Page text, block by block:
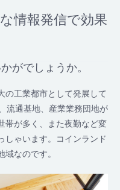
情報発信で効果
がでしょうか。
の工業都市として発展して
流通基地、産業業務団地が
帯が多く、また夜勤など変
しゃいます。コインランド
なのです。